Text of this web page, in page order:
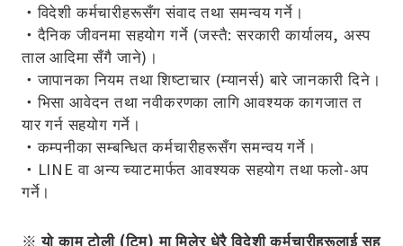
・विदेशी कर्मचारीहरूसँग संवाद तथा समन्वय गर्ने।
・दैनिक जीवनमा सहयोग गर्ने (जस्तै: सरकारी कार्यालय, अस्प
ताल आदिमा सँगै जाने)।
・जापानका नियम तथा शिष्टाचार (म्यानर्स) बारे जानकारी दिने।
・भिसा आवेदन तथा नवीकरणका लागि आवश्यक कागजात त
यार गर्न सहयोग गर्ने।
・कम्पनीका सम्बन्धित कर्मचारीहरूसँग समन्वय गर्ने।
・LINE वा अन्य च्याटमार्फत आवश्यक सहयोग तथा फलो-अप
गर्ने।
※ यो काम टोली (टिम) मा मिलेर धेरै विदेशी कर्मचारीहरूलाई सह